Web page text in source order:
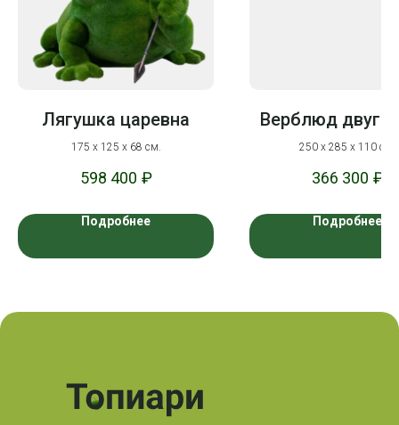
Лягушка царевна
175 х 125 х 68 см.
598 400 ₽
Подробнее
Верблюд
250 х 285 х 110 см.
366 300 ₽
Подробнее